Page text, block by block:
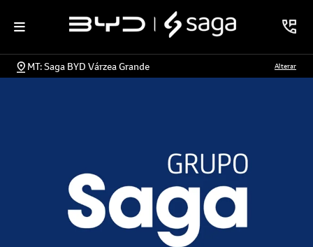
MT: Saga BYD Várzea Grande Alterar